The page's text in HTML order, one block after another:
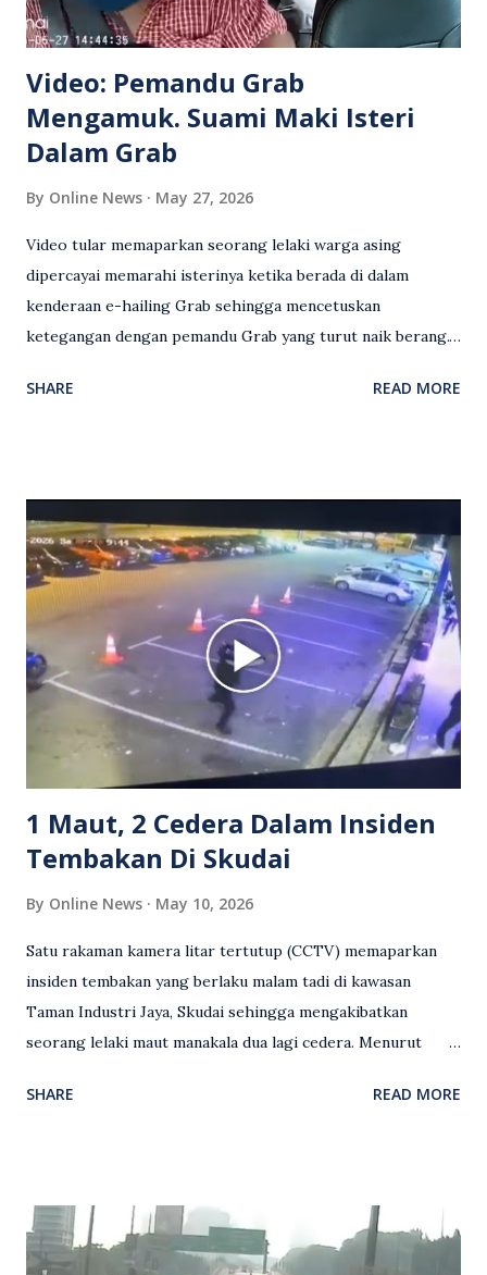
Video: Pemandu Grab
Mengamuk. Suami Maki Isteri
Dalam Grab
By Online News May 27, 2026
Video tular memaparkan seorang lelaki warga asing
dipercayai memarahi isterinya ketika berada di dalam
kenderaan e-hailing Grab sehingga mencetuskan
ketegangan dengan pemandu Grab yang turut naik berang.
antara seorang lelaki warga asing dengan pemandu Grab
Grab bertindak mempertahankan wanita terbabit sebelum
berlaku pertikaman lidah antara kedua-dua pihak. Video
berkenaan kini tular di media sosial dan mendapat pelbagai
reaksi orang ramai. Antara komen orang awam yang tular di
media sosial mengenai insiden tersebut ialah ramai yang
meluahkan rasa marah terhadap tindakan lelaki berkenaan
serta memuji pemandu Grab kerana campur tangan.
Sebahagian netizen turut meminta pihak berkuasa
mengambil tindakan tegas, manakala ada yang bersimpati
terhadap wanita dipercayai menjadi mangs...
SHARE READ MORE
1 Maut, 2 Cedera Dalam Insiden
Tembakan Di Skudai
By Online News May 10, 2026
Satu rakaman kamera litar tertutup (CCTV) memaparkan
insiden tembakan yang berlaku malam tadi di kawasan
Taman Industri Jaya, Skudai sehingga mengakibatkan
seorang lelaki maut manakala dua lagi cedera. Menurut
kejadian berlaku sekitar jam 11 malam dan pihak polis
hiburan di kawasan berkenaan. Seorang mangsa disahkan
meninggal dunia di lokasi kejadian akibat terkena tembakan,
SHARE READ MORE